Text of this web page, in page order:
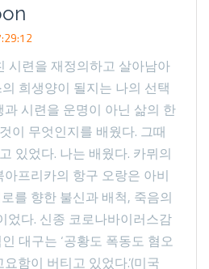
시련을 재정의하고 살아남아
희생양이 될지는 나의 선택
시련을 운명이 아닌 삶의 한
이 무엇인지를 배웠다. 그때
있었다. 나는 배웠다. 카뮈의
아프리카의 항구 오랑은 아비
를 향한 불신과 배척, 죽음의
었다. 신종 코로나바이러스감
대구는 ‘공황도 폭동도 혐오
함이 버티고 있었다.’(미국